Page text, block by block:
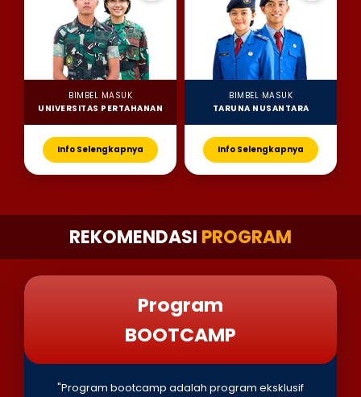
BIMBEL MASUK
UNIVERSITAS PERTAHANAN
Info Selengkapnya
BIMBEL MASUK
TARUNA NUSANTARA
Info Selengkapnya
REKOMENDASI PROGRAM
Program
BOOTCAMP
"Program bootcamp adalah program eksklusif